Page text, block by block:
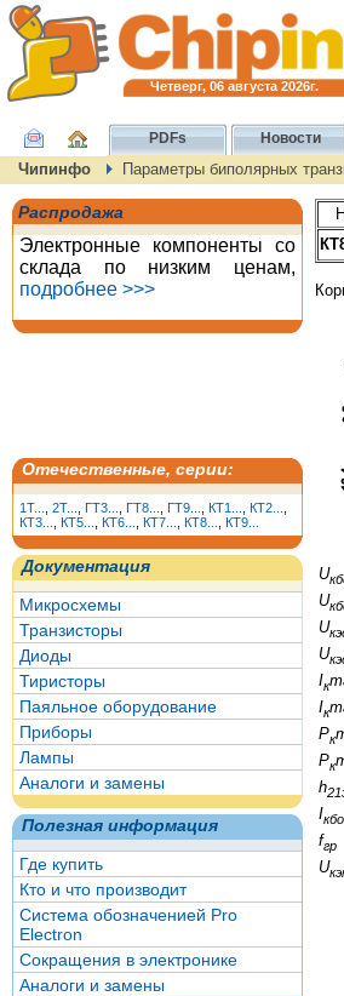
Четверг, 06 августа 2026г.
PDFs Новости
Чипинфо Параметры биполярных
Распродажа
Электронные компоненты со
склада по низким ценам,
подробнее >>>
Отечественные, серии:
1T... 2T... ГТ3... ГТ8... ГТ9... КТ1... КТ2...
КТ3...
КТ5... КТ6... КТ7... КТ8... КТ9...
Документация
Микросхемы
Транзисторы
Диоды
Тиристоры
Паяльное оборудование
Приборы
Лампы
Аналоги и замены
Полезная информация
Где купить
Кто и что производит
Система обозначенией Pro
Electron
Сокращения в электронике
Аналоги и замены
U
U
U
U
Iк
Iк
Pк
Pк
h
Iкбо
fгр
U